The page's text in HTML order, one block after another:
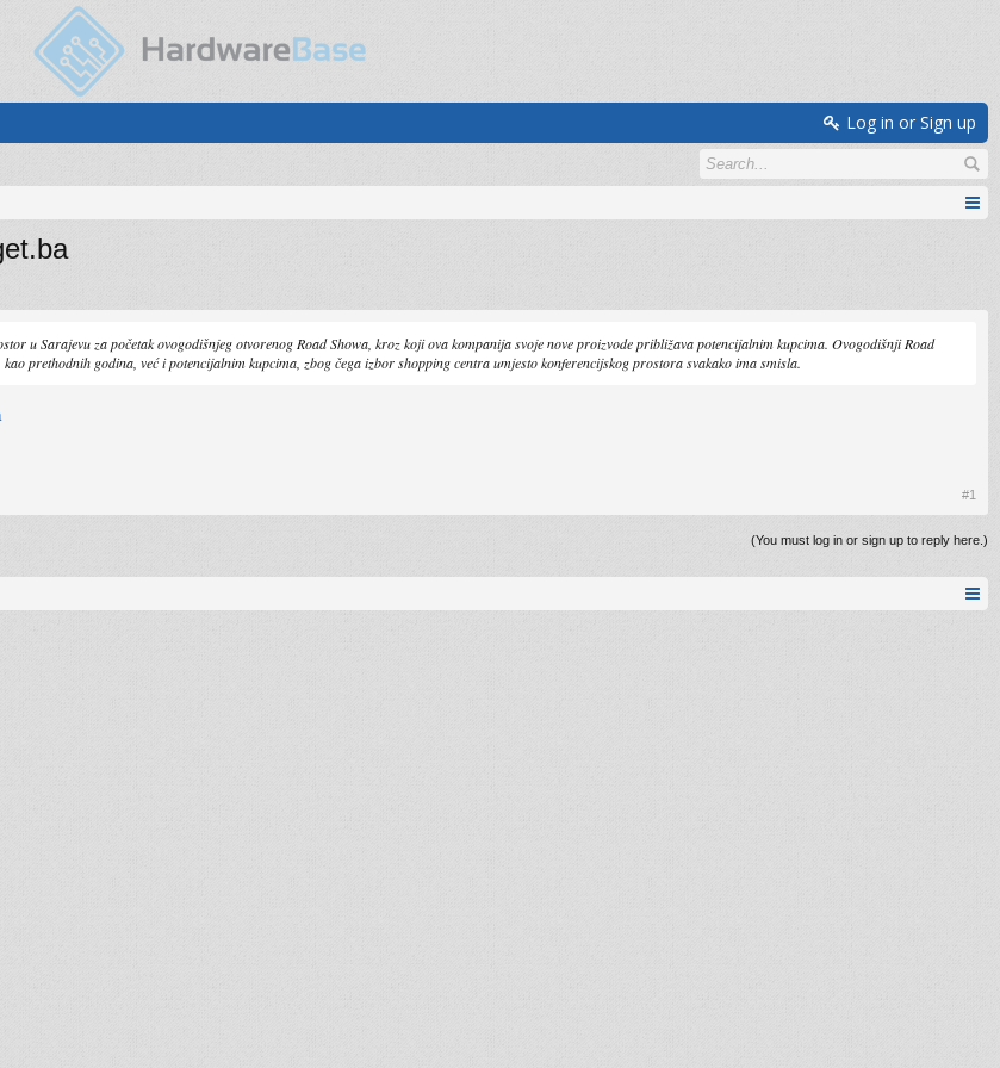
Log in or Sign up
u Sarajevu za početak ovogodišnjeg otvorenog Road Showa, kroz koji ova kompanija svoje nove proizvode približava potencijalnim kupcima. Ovogodišnji Road
prethodnih godina, već i potencijalnim kupcima, zbog čega izbor shopping centra umjesto konferencijskog prostora svakako ima smisla.
#1
(You must log in or sign up to reply here.)